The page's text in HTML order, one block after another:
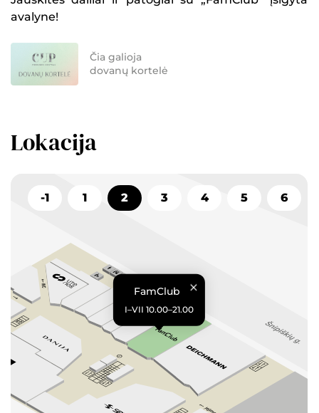
avalyne!
Čia galioja
dovanų kortelė
Lokacija
FamClub
I–VII 10.00–21.00
6
5
4
3
2
1
-1